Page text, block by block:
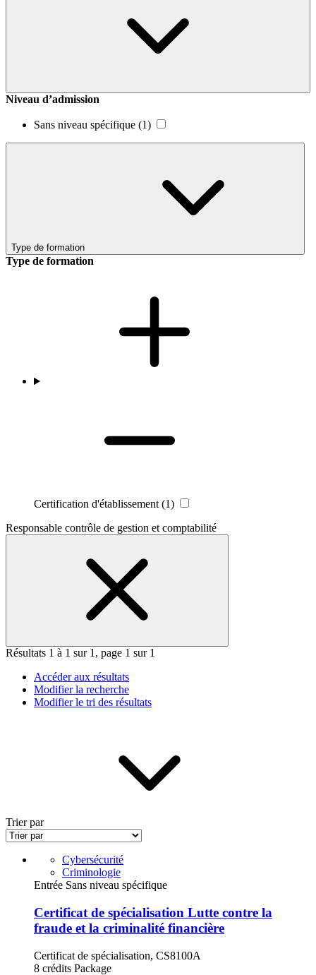
Niveau d’admission
Sans niveau spécifique (1)
Type de formation
Type de formation
Certification d'établissement (1)
Responsable contrôle de gestion et comptabilité
Résultats 1 à 1 sur 1, page 1 sur 1
Accéder aux résultats
Modifier la recherche
Modifier le tri des résultats
Trier par
Cybersécurité
Criminologie
Entrée Sans niveau spécifique
Certificat de spécialisation Lutte contre la
fraude et la criminalité financière
Certificat de spécialisation, CS8100A
8 crédits Package